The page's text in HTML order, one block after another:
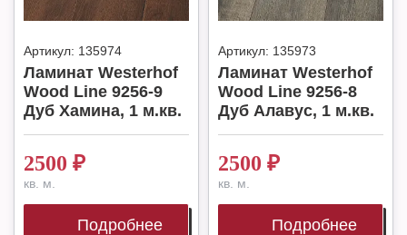
Артикул: 135974
Ламинат Westerhof
Wood Line 9256-9
Дуб Хамина, 1 м.кв.
2500 ₽
кв. м.
Подробнее
Артикул: 135973
Ламинат Westerhof
Wood Line 9256-8
Дуб Алавус, 1 м.кв.
2500 ₽
кв. м.
Подробнее